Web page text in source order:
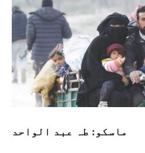
ماسكو: طہ عبد الواحد